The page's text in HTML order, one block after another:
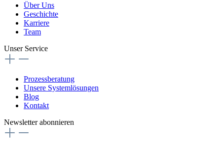
Über Uns
Geschichte
Karriere
Team
Unser Service
Prozessberatung
Unsere Systemlösungen
Blog
Kontakt
Newsletter abonnieren